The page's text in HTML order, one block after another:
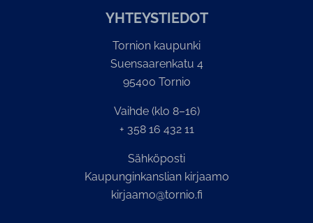
YH­TEYS­TIE­DOT
Tornion kaupunki
Suensaarenkatu 4
95400 Tornio
Vaihde (klo 8–16)
+ 358 16 432 11
Sähköposti
Kaupunginkanslian kirjaamo
kirjaamo@tornio.fi